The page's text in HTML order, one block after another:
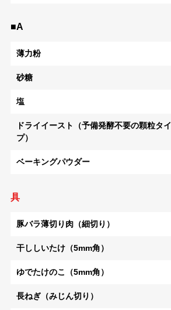
■A
薄力粉
砂糖
塩
ドライイースト（予備発酵不要の顆粒タイ
プ）
ベーキングパウダー
具
豚バラ薄切り肉（細切り）
干ししいたけ（5mm角）
ゆでたけのこ（5mm角）
長ねぎ（みじん切り）